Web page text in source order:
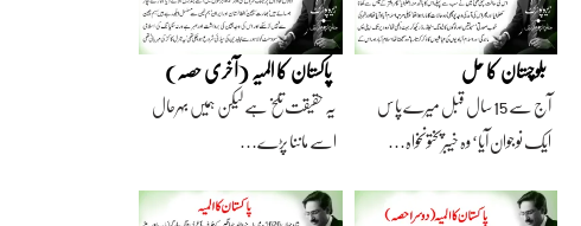
بلوچستان کا حل
آج سے 15 سال قبل میرے پاس
ایک نوجوان آیا‘ وہ خیبرپختونخواہ…
پاکستان کا المیہ (آخری حصہ)
یہ حقیقت تلخ ہے لیکن ہمیں بہرحال
اسے ماننا پڑے…